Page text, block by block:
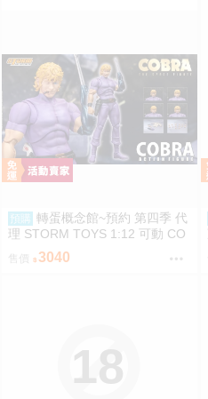
預購
轉蛋概念館~預約 第四季 代
理 STORM TOYS 1:12 可動 CO
BRA 眼鏡蛇 超商付款免訂金
售價 3040
18